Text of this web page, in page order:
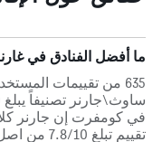
ما أفضل الفنادق في
635 من تقييمات